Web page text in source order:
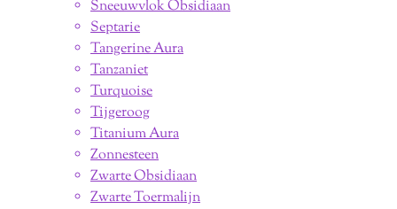
Sneeuwvlok Obsidiaan
Septarie
Tangerine Aura
Tanzaniet
Turquoise
Tijgeroog
Titanium Aura
Zonnesteen
Zwarte Obsidiaan
Zwarte Toermalijn